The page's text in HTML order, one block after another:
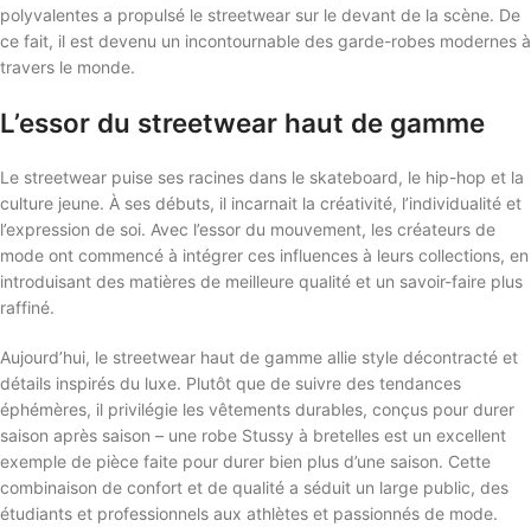
polyvalentes a propulsé le streetwear sur le devant de la scène. De
ce fait, il est devenu un incontournable des garde-robes modernes à
travers le monde.
L’essor du streetwear haut de gamme
Le streetwear puise ses racines dans le skateboard, le hip-hop et la
culture jeune. À ses débuts, il incarnait la créativité, l’individualité et
l’expression de soi. Avec l’essor du mouvement, les créateurs de
mode ont commencé à intégrer ces influences à leurs collections, en
introduisant des matières de meilleure qualité et un savoir-faire plus
raffiné.
Aujourd’hui, le streetwear haut de gamme allie style décontracté et
détails inspirés du luxe. Plutôt que de suivre des tendances
éphémères, il privilégie les vêtements durables, conçus pour durer
saison après saison – une robe Stussy à bretelles est un excellent
exemple de pièce faite pour durer bien plus d’une saison. Cette
combinaison de confort et de qualité a séduit un large public, des
étudiants et professionnels aux athlètes et passionnés de mode.